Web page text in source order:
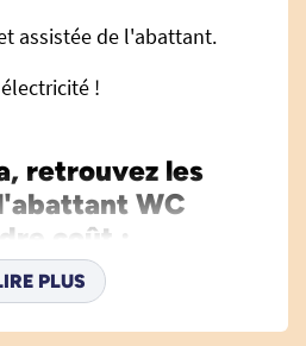
assistée de l'abattant.
!
retrouvez les
WC
coût :
Naïa offre les fonctions
PLUS